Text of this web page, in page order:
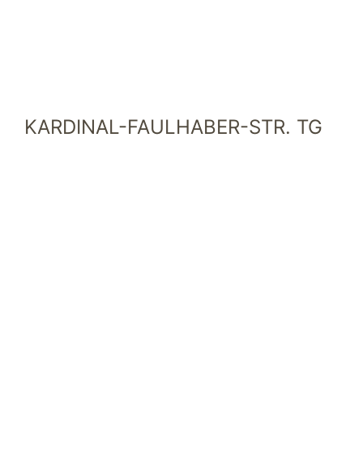
KARDINAL-FAULHABER-STR. TG